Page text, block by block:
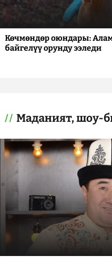
Көчмөндөр оюндары:
байгелүү орунду ээледи
Маданият, шоу-